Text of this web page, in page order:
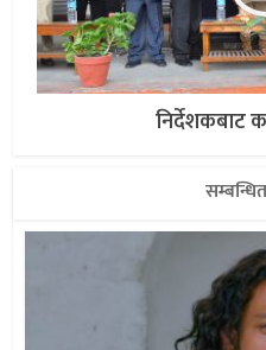
निर्देशकबाट